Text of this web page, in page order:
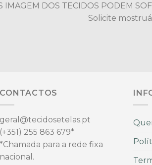
IMAGEM DOS TECIDOS PODEM
Solicite
CONTACTOS
geral@tecidosetelas.pt
(+351) 255 863 679*
*Chamada para a rede fixa
nacional.